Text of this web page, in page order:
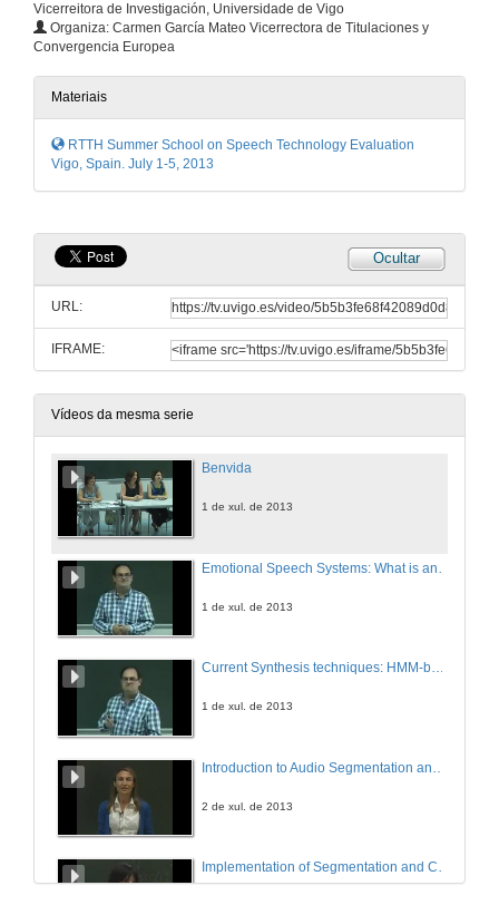
Vicerreitora de Investigación, Universidade de Vigo
Organiza: Carmen García Mateo Vicerrectora de Titulaciones y
Convergencia Europea
Materiais
RTTH Summer School on Speech Technology Evaluation
Vigo, Spain. July 1-5, 2013
Ocultar
URL:
IFRAME:
Vídeos da mesma serie
Benvida
1 de xul. de 2013
1 de xul. de 2013
Current Synthesis techniques: HMM-based Emotional Speech Synthesis
1 de xul. de 2013
2 de xul. de 2013
Implementation of Segmentation and Classification at the Same Time